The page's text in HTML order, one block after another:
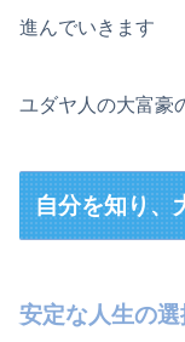
進んでいきます
ユダヤ人の大富豪
自分を知り、
安定な人生の